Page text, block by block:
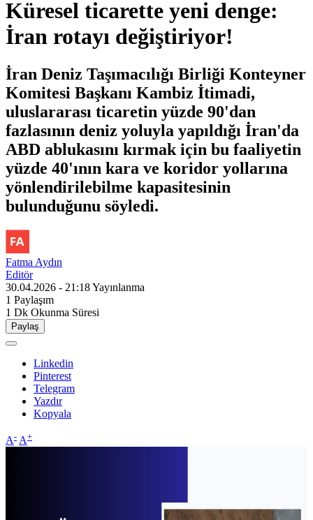
Küresel ticarette yeni denge:
İran rotayı değiştiriyor!
İran Deniz Taşımacılığı Birliği Konteyner
Komitesi Başkanı Kambiz İtimadi,
uluslararası ticaretin yüzde 90'dan
fazlasının deniz yoluyla yapıldığı İran'da
ABD ablukasını kırmak için bu faaliyetin
yüzde 40'ının kara ve koridor yollarına
yönlendirilebilme kapasitesinin
bulunduğunu söyledi.
Fatma Aydın
Editör
30.04.2026 - 21:18Yayınlanma
1 Paylaşım
1 Dk Okunma Süresi
Paylaş
Linkedin
Pinterest
Telegram
Yazdır
Kopyala
A- A+